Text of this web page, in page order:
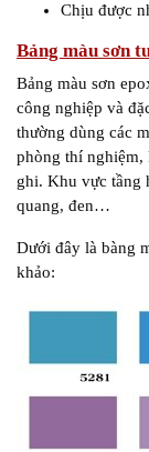
Chịu được
Bảng màu sơn
Bảng màu sơn
công nghiệp và
thường dùng các
phòng thí nghiệm,
ghi. Khu vực tầng
quang, đen…
Dưới đây là bàng
khảo: